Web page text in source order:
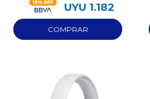
UYU 1.182